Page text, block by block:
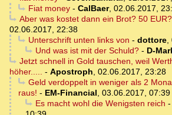
Fiat money- CalBaer, 02.06.2017,
Aber was kostet dann ein Brot? 50
02.06.2017, 22:38
Unterschrift unten links von - dottore,
Und was ist mit der Schuld?- D-
Jetzt schnell in Gold tauschen, weil
höher..... - Apostroph, 02.06.2017, 23:28
Geld verdoppelt in weniger als 2
raus! - EM-Financial, 03.06.2017, 07:39
Es macht wohl die Wenigsten reich -